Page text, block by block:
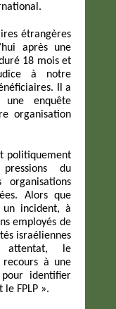
étrangères
après une
18 mois et
à notre
Il a
une enquête
organisation
politiquement
du
Alors que
un incident, à
employés de
israéliennes
attentat, le
recours à une
identifier
FPLP ».